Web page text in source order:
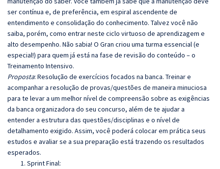
ser contínua e, de preferência, em espiral ascendente de
entendimento e consolidação do conhecimento. Talvez você não
saiba, porém, como entrar neste ciclo virtuoso de aprendizagem e
alto desempenho. Não sabia! O Gran criou uma turma essencial (e
especial!) para quem já está na fase de revisão do conteúdo – o
Treinamento Intensivo.
Proposta: Resolução de exercícios focados na banca. Treinar e
acompanhar a resolução de provas/questões de maneira minuciosa
para te levar a um melhor nível de compreensão sobre as exigências
da banca organizadora do seu concurso, além de te ajudar a
entender a estrutura das questões/disciplinas e o nível de
detalhamento exigido. Assim, você poderá colocar em prática seus
estudos e avaliar se a sua preparação está trazendo os resultados
esperados.
Sprint Final: